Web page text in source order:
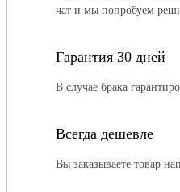
чат и мы попробуем
Гарантия 30 дней
В случае брака
Всегда дешевле
Вы заказываете товар